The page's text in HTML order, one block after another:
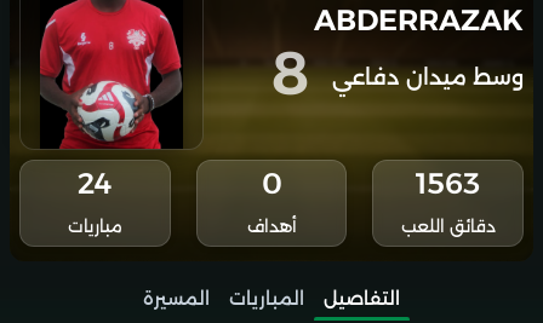
ABDERRAZAK
وسط ميدان دفاعي 8
1563
دقائق اللعب
0
أهداف
24
مباريات
التفاصيل المباريات
المسيرة